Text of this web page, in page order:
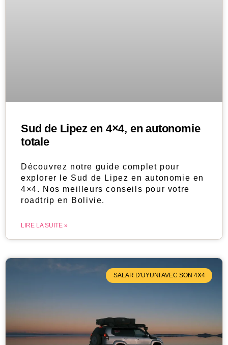
Sud de Lipez en 4×4, en autonomie
totale
Découvrez notre guide complet pour
explorer le Sud de Lipez en autonomie en
4×4. Nos meilleurs conseils pour votre
roadtrip en Bolivie.
LIRE LA SUITE »
SALAR D'UYUNI AVEC SON 4X4